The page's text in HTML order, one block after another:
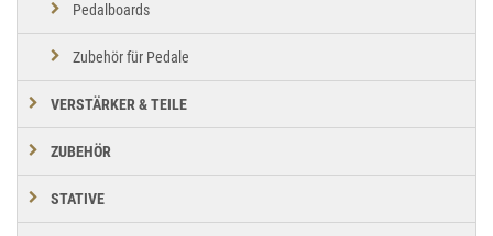
Pedalboards
Zubehör für Pedale
VERSTÄRKER & TEILE
ZUBEHÖR
STATIVE